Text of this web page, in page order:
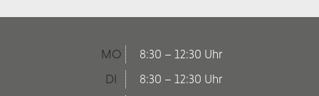
MO
8:30 – 12:30 Uhr
DI
8:30 – 12:30 Uhr